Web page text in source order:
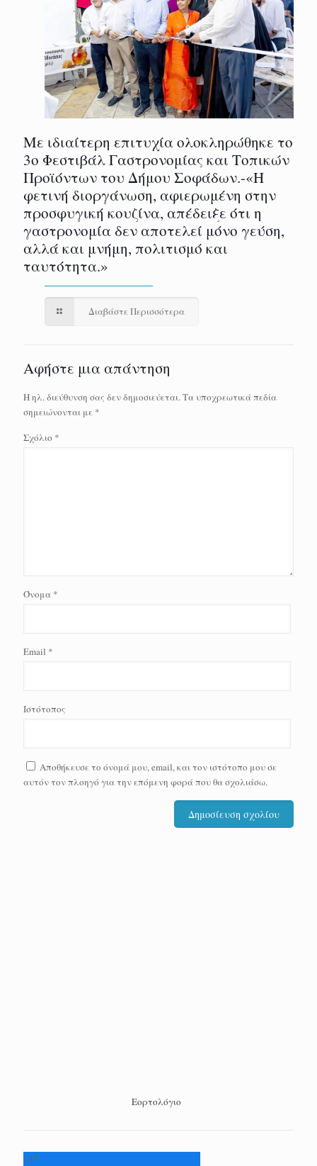
Με ιδιαίτερη επιτυχία ολοκληρώθηκε το
3ο Φεστιβάλ Γαστρονομίας και Τοπικών
Προϊόντων του Δήμου Σοφάδων.-«Η
φετινή διοργάνωση, αφιερωμένη στην
προσφυγική κουζίνα, απέδειξε ότι η
γαστρονομία δεν αποτελεί μόνο γεύση,
αλλά και μνήμη, πολιτισμό και
ταυτότητα.»
Διαβάστε Περισσότερα
Αφήστε μια απάντηση
Η ηλ. διεύθυνση σας δεν δημοσιεύεται.Τα υποχρεωτικά πεδία
σημειώνονται με *
Σχόλιο *
Όνομα *
Email *
Ιστότοπος
Αποθήκευσε το όνομά μου, email, και τον ιστότοπο μου σε
αυτόν τον πλοηγό για την επόμενη φορά που θα σχολιάσω.
Εορτολόγιο
+37